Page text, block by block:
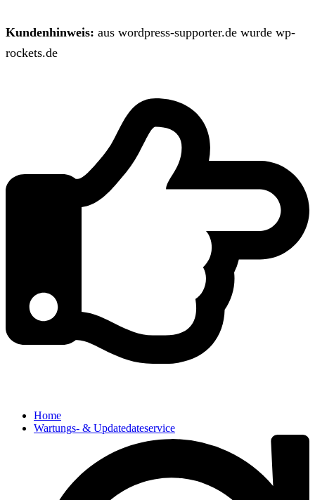
Kundenhinweis: aus wordpress-supporter.de wurde wp-
rockets.de
Home
Wartungs- & Updatedateservice